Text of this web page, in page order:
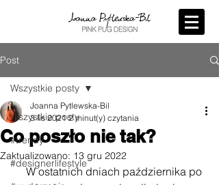
Post
Wszystkie posty
#trendy
#designerlifestyle
Wszystkie posty
Co poszło nie tak?
Joanna Pytlewska-Bil
3 lis 2021 2 minut(y) czytania
Zaktualizowano: 13 gru 2022
     W ostatnich dniach października po